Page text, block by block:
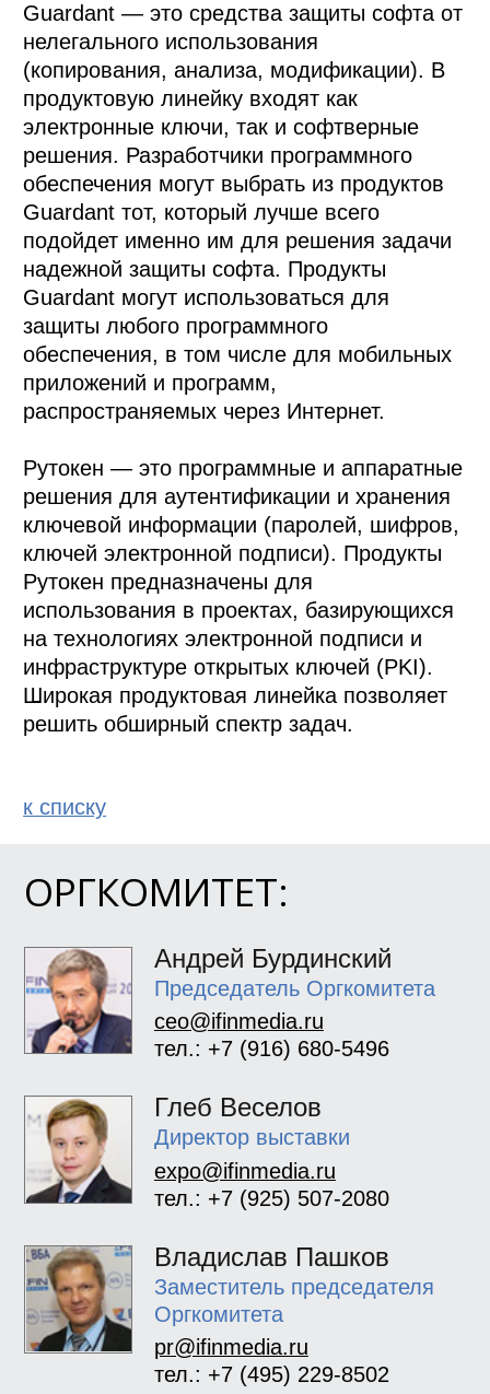
ОРГКОМИТЕТ:
Андрей Бурдинский
Председатель Оргкомитета
ceo@ifinmedia.ru
тел.: +7 (916) 680-5496
Глеб Веселов
Директор выставки
expo@ifinmedia.ru
тел.: +7 (925) 507-2080
Владислав Пашков
Заместитель председателя
Оргкомитета
pr@ifinmedia.ru
тел.: +7 (495) 229-8502
Guardant — это средства защиты софта от
нелегального использования
(копирования, анализа, модификации). В
продуктовую линейку входят как
электронные ключи, так и софтверные
решения. Разработчики программного
обеспечения могут выбрать из продуктов
Guardant тот, который лучше всего
подойдет именно им для решения задачи
надежной защиты софта. Продукты
Guardant могут использоваться для
защиты любого программного
обеспечения, в том числе для мобильных
приложений и программ,
распространяемых через Интернет.
Рутокен — это программные и аппаратные
решения для аутентификации и хранения
ключевой информации (паролей, шифров,
ключей электронной подписи). Продукты
Рутокен предназначены для
использования в проектах, базирующихся
на технологиях электронной подписи и
инфраструктуре открытых ключей (PKI).
Широкая продуктовая линейка позволяет
решить обширный спектр задач.
к спиcку